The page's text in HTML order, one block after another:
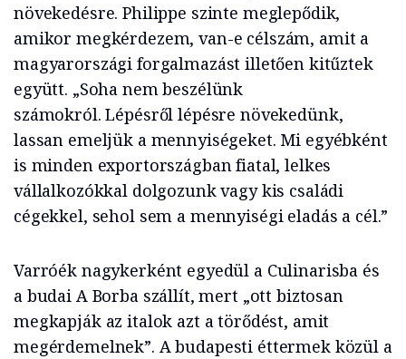
növekedésre. Philippe szinte meglepődik,
amikor megkérdezem, van-e célszám, amit a
magyarországi forgalmazást illetően kitűztek
együtt. „Soha nem beszélünk
számokról. Lépésről lépésre növekedünk,
lassan emeljük a mennyiségeket. Mi egyébként
is minden exportországban fiatal, lelkes
vállalkozókkal dolgozunk vagy kis családi
cégekkel, sehol sem a mennyiségi eladás a cél.”
Varróék nagykerként egyedül a Culinarisba és
a budai A Borba szállít, mert „ott biztosan
megkapják az italok azt a törődést, amit
megérdemelnek”. A budapesti éttermek közül a